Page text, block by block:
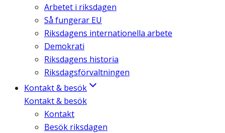
Arbetet i riksdagen
Så fungerar EU
Riksdagens internationella arbete
Demokrati
Riksdagens historia
Riksdagsförvaltningen
Kontakt & besök
Kontakt & besök
Kontakt
Besök riksdagen